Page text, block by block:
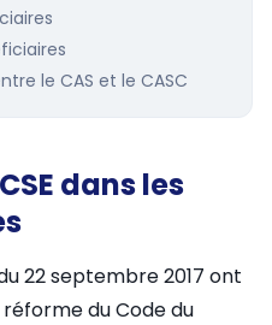
le CAS et le CASC
dans les
22 septembre 2017 ont
du Code du